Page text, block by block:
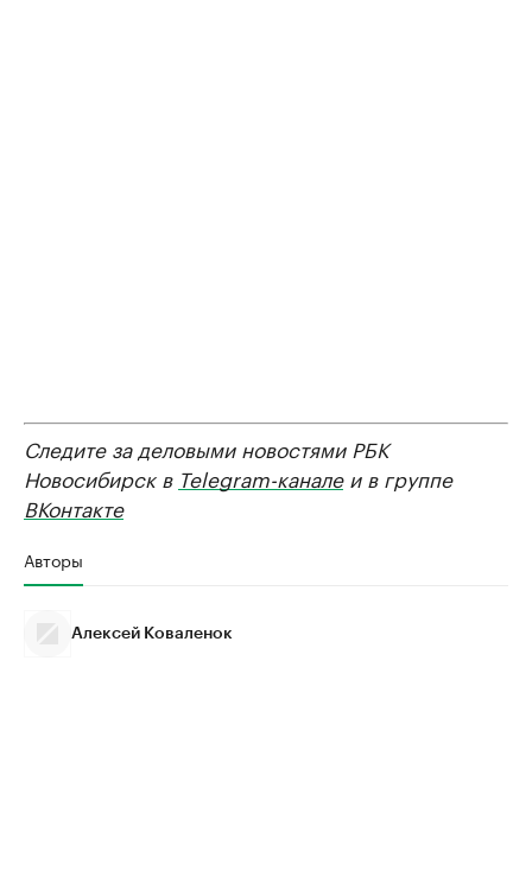
Следите за деловыми новостями РБК
Новосибирск в Telegram-каналеи в группе
ВКонтакте
Авторы
Алексей Коваленок